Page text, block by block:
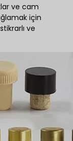
ve cam
için
ve